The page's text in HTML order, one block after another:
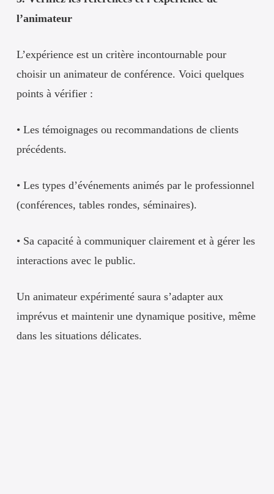
l’animateur
L’expérience est un critère incontournable pour
choisir un animateur de conférence. Voici quelques
points à vérifier :
• Les témoignages ou recommandations de clients
précédents.
• Les types d’événements animés par le professionnel
(conférences, tables rondes, séminaires).
• Sa capacité à communiquer clairement et à gérer les
interactions avec le public.
Un animateur expérimenté saura s’adapter aux
imprévus et maintenir une dynamique positive, même
dans les situations délicates.